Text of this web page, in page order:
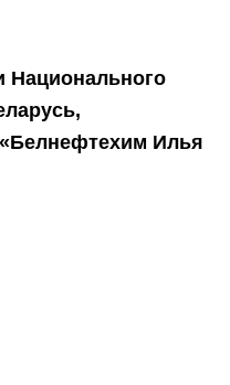
Национального
Илья